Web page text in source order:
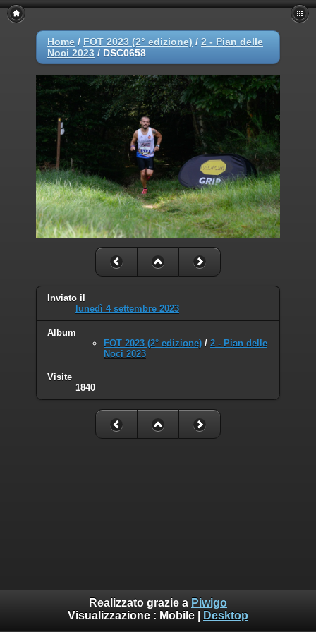
Home / FOT 2023 (2° edizione) / 2 - Pian delle
Noci 2023 / DSC0658
Inviato il
lunedì 4 settembre 2023
Album
FOT 2023 (2° edizione) / 2 - Pian delle
Noci 2023
Visite
1840
Realizzato grazie a Piwigo
Visualizzazione : Mobile Desktop